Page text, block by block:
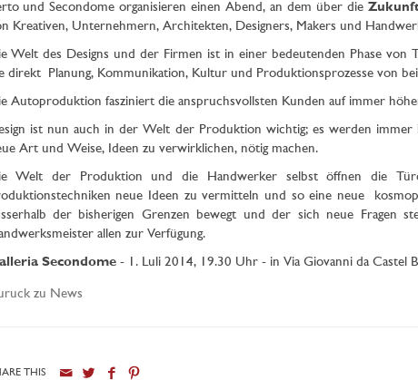
und Secondome organisieren einen Abend, an dem über die
Kreativen, Unternehmern, Architekten, Designers, Makers und
Welt des Designs und der Firmen ist in einer bedeutenden Phase von
direkt Planung, Kommunikation, Kultur und Produktionsprozesse von
Autoproduktion fasziniert die anspruchsvollsten Kunden auf immer
ist nun auch in der Welt der Produktion wichtig; es werden
Art und Weise, Ideen zu verwirklichen, nötig machen.
Welt der Produktion und die Handwerker selbst öffnen die
neue Ideen zu vermitteln und so eine neue
der bisherigen Grenzen bewegt und der sich neue Fragen
allen zur Verfügung.
Secondome- 1. Luli 2014, 19.30 Uhr - in Via Giovanni da Castel
zu News
THIS